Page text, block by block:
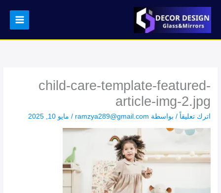
المحتوى
child-care-template-featured-
article-img-2.jpg
اترك تعليقاً / بواسطة ramzya289@gmail.com
/ مايو 10, 2025